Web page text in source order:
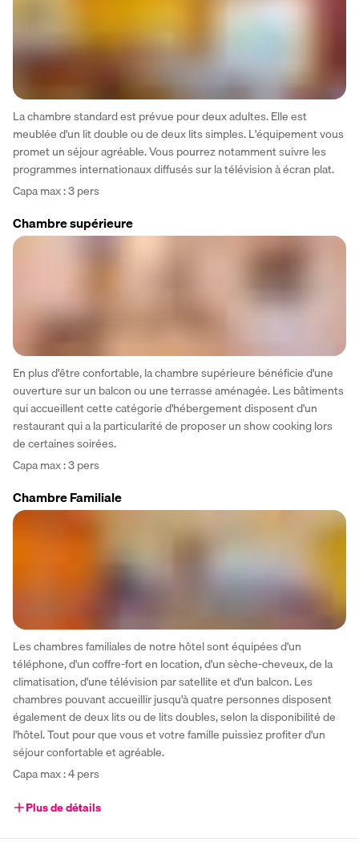
La chambre standard est prévue pour deux adultes. Elle est
meublée d'un lit double ou de deux lits simples. L'équipement vous
promet un séjour agréable. Vous pourrez notamment suivre les
programmes internationaux diffusés sur la télévision à écran plat.
Capa max : 3 pers
Chambre supérieure
En plus d'être confortable, la chambre supérieure bénéficie d'une
ouverture sur un balcon ou une terrasse aménagée. Les bâtiments
qui accueillent cette catégorie d'hébergement disposent d'un
restaurant qui a la particularité de proposer un show cooking lors
de certaines soirées.
Capa max : 3 pers
Chambre Familiale
Les chambres familiales de notre hôtel sont équipées d'un
téléphone, d'un coffre-fort en location, d'un sèche-cheveux, de la
climatisation, d'une télévision par satellite et d'un balcon. Les
chambres pouvant accueillir jusqu'à quatre personnes disposent
également de deux lits ou de lits doubles, selon la disponibilité de
l'hôtel. Tout pour que vous et votre famille puissiez profiter d'un
séjour confortable et agréable.
Capa max : 4 pers
Plus de détails